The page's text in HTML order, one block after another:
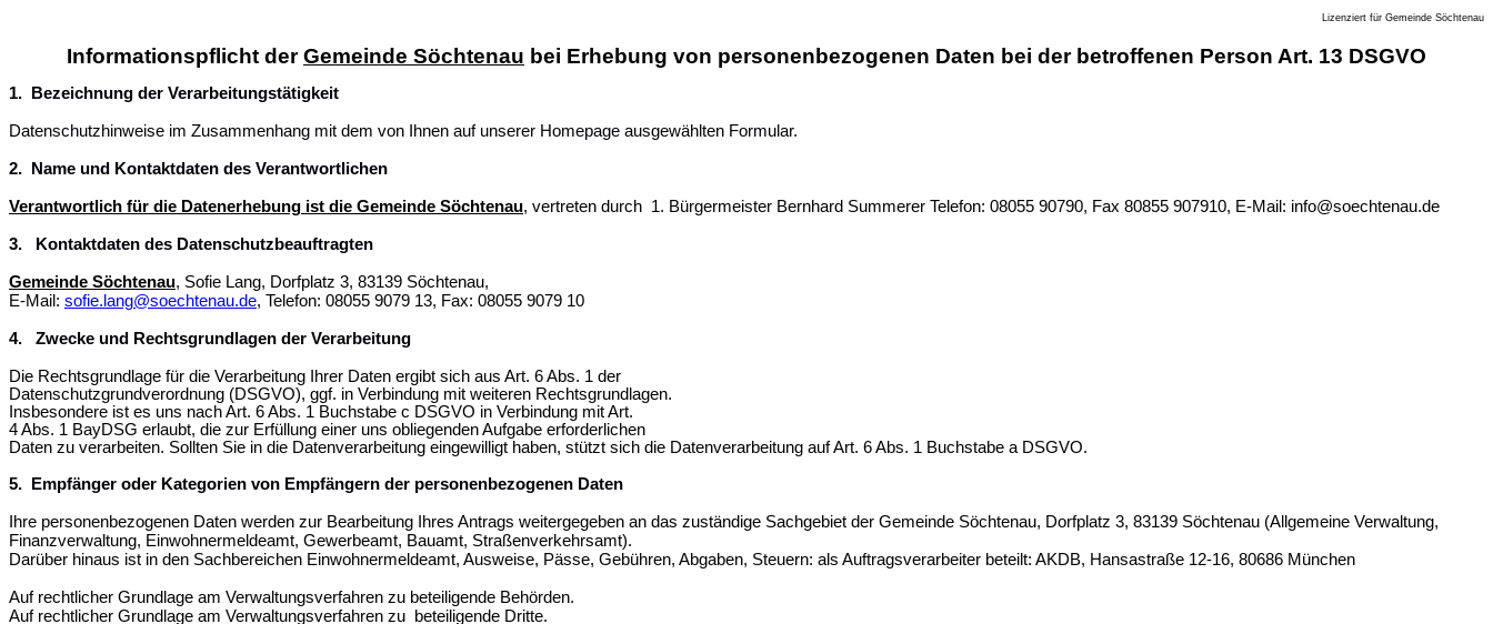
Lizenziert für Gemeinde Söchtenau
Informationspflicht derGemeinde Söchtenau bei Erhebung von personenbezogenen Daten bei der betroffenen Person Art. 13 DSGVO
1. Bezeichnung der Verarbeitungstätigkeit
Datenschutzhinweise im Zusammenhang mit dem von Ihnen auf unserer Homepage ausgewählten Formular.
2. Name und Kontaktdaten des Verantwortlichen
Verantwortlich für die Datenerhebung ist die Gemeinde Söchtenau, vertreten durch 1. Bürgermeister Bernhard Summerer Telefon: 08055 90790, Fax 80855 907910, E-Mail: info@soechtenau.de
3. Kontaktdaten des Datenschutzbeauftragten
Gemeinde Söchtenau, Sofie Lang, Dorfplatz 3, 83139 Söchtenau,
E-Mail: sofie.lang@soechtenau.de, Telefon: 08055 9079 13, Fax: 08055 9079 10
4. Zwecke und Rechtsgrundlagen der Verarbeitung
Die Rechtsgrundlage für die Verarbeitung Ihrer Daten ergibt sich aus Art. 6 Abs. 1 der
Datenschutzgrundverordnung (DSGVO), ggf. in Verbindung mit weiteren Rechtsgrundlagen.
Insbesondere ist es uns nach Art. 6 Abs. 1 Buchstabe c DSGVO in Verbindung mit Art.
4 Abs. 1 BayDSG erlaubt, die zur Erfüllung einer uns obliegenden Aufgabe erforderlichen
Daten zu verarbeiten. Sollten Sie in die Datenverarbeitung eingewilligt haben, stützt sich die Datenverarbeitung auf Art. 6 Abs. 1 Buchstabe a DSGVO.
5. Empfänger oder Kategorien von Empfängern der personenbezogenen Daten
Ihre personenbezogenen Daten werden zur Bearbeitung Ihres Antrags weitergegeben an das zuständige Sachgebiet der Gemeinde Söchtenau, Dorfplatz 3, 83139 Söchtenau (Allgemeine Verwaltung,
Finanzverwaltung, Einwohnermeldeamt, Gewerbeamt, Bauamt, Straßenverkehrsamt).
Darüber hinaus ist in den Sachbereichen Einwohnermeldeamt, Ausweise, Pässe, Gebühren, Abgaben, Steuern: als Auftragsverarbeiter beteilt: AKDB, Hansastraße 12-16, 80686 München
Auf rechtlicher Grundlage am Verwaltungsverfahren zu beteiligende Behörden.
Auf rechtlicher Grundlage am Verwaltungsverfahren zu beteiligende Dritte.